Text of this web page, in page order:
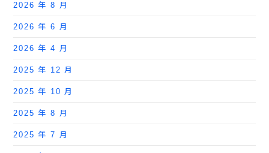
2026 年 8 月
2026 年 6 月
2026 年 4 月
2025 年 12 月
2025 年 10 月
2025 年 8 月
2025 年 7 月